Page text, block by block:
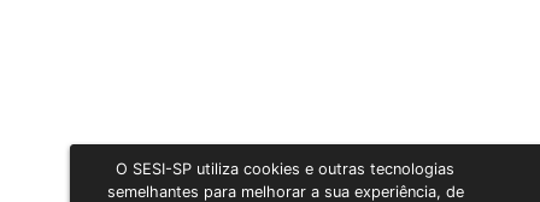
O SESI-SP utiliza cookies e outras tecnologias
semelhantes para melhorar a sua experiência, de